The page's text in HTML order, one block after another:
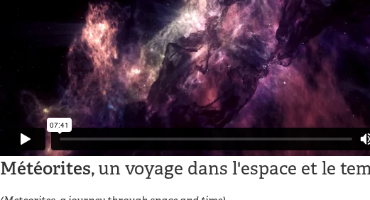
Météorites,un voyage dans l'espace et le